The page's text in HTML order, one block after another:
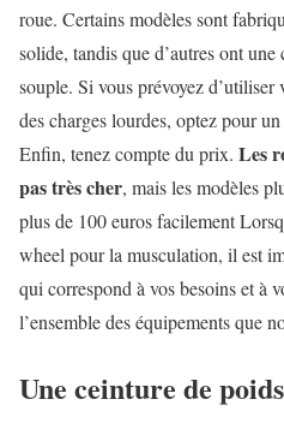
roue. Certains modèles sont
solide, tandis que d’autres ont
souple. Si vous prévoyez
des charges lourdes, optez pour
Enfin, tenez compte du prix. Les
pas très cher, mais les modèles
plus de 100 euros facilement
wheel pour la musculation, il est
qui correspond à vos besoins et à
l’ensemble des équipements que
Une ceinture de poids